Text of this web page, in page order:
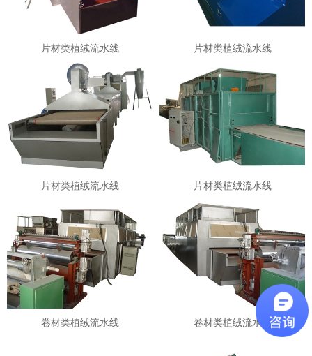
片材类植绒流水线 片材类植绒流水线
片材类植绒流水线 片材类植绒流水线
卷材类植绒流水线 卷材类植绒流水线